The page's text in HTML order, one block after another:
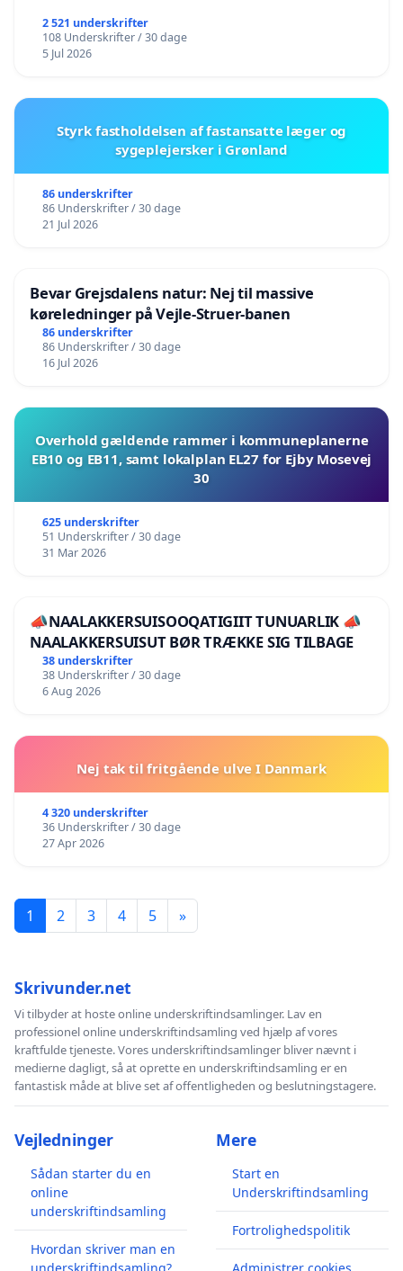
2 521 underskrifter
108 Underskrifter / 30 dage
5 Jul 2026
Styrk fastholdelsen af fastansatte læger og
sygeplejersker i Grønland
86 underskrifter
86 Underskrifter / 30 dage
21 Jul 2026
Bevar Grejsdalens natur: Nej til massive
køreledninger på Vejle-Struer-banen
86 underskrifter
86 Underskrifter / 30 dage
16 Jul 2026
Overhold gældende rammer i kommuneplanerne
EB10 og EB11, samt lokalplan EL27 for Ejby Mosevej
30
625 underskrifter
51 Underskrifter / 30 dage
31 Mar 2026
📣NAALAKKERSUISOOQATIGIIT TUNUARLIK 📣
NAALAKKERSUISUT BØR TRÆKKE SIG TILBAGE
38 underskrifter
38 Underskrifter / 30 dage
6 Aug 2026
Nej tak til fritgående ulve I Danmark
4 320 underskrifter
36 Underskrifter / 30 dage
27 Apr 2026
1 2 3 4 5 »
Skrivunder.net
Vi tilbyder at hoste online underskriftindsamlinger. Lav en
professionel online underskriftindsamling ved hjælp af vores
kraftfulde tjeneste. Vores underskriftindsamlinger bliver nævnt i
medierne dagligt, så at oprette en underskriftindsamling er en
fantastisk måde at blive set af offentligheden og beslutningstagere.
Vejledninger
Sådan starter du en
online
underskriftindsamling
Hvordan skriver man en
Mere
Start en
Underskriftindsamling
Fortrolighedspolitik